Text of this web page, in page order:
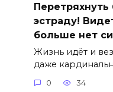
эстраду!
больше нет
Жизнь идёт и
даже
0 34